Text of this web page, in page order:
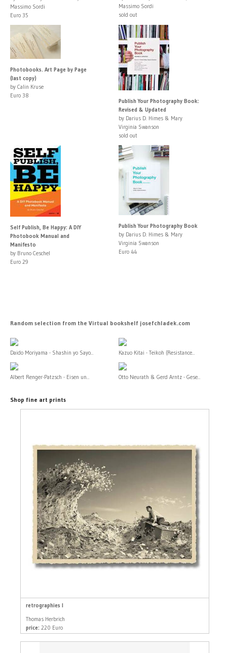
Massimo Sordi
Euro 35
Massimo Sordi
sold out
Photobooks. Art Page by Page
(last copy)
by Calin Kruse
Euro 38
Publish Your Photography Book:
Revised & Updated
by Darius D. Himes & Mary
Virginia Swanson
sold out
Self Publish, Be Happy: A DIY
Photobook Manual and
Manifesto
by Bruno Ceschel
Euro 29
Publish Your Photography Book
by Darius D. Himes & Mary
Virginia Swanson
Euro 44
Random selection from the Virtual bookshelf josefchladek.com
Daido Moriyama - Shashin yo Sayo... Kazuo Kitai - Teikoh (Resistance...
Albert Renger-Patzsch - Eisen un... Otto Neurath & Gerd Arntz - Gese...
Shop fine art prints
retrographies I
Thomas Herbrich
price: 220 Euro